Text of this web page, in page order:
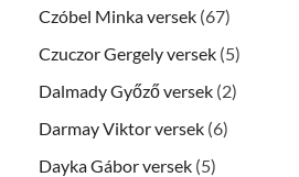
Czóbel Minka versek (67)
Czuczor Gergely versek (5)
Dalmady Győző versek (2)
Darmay Viktor versek (6)
Dayka Gábor versek (5)